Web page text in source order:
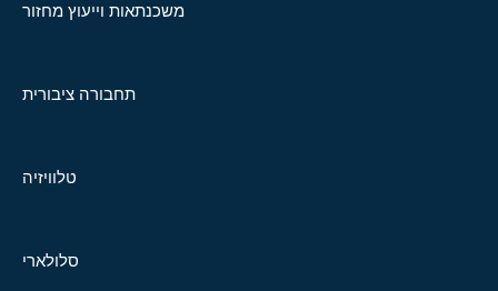
משכנתאות וייעוץ מחזור
תחבורה ציבורית
טלוויזיה
סלולארי